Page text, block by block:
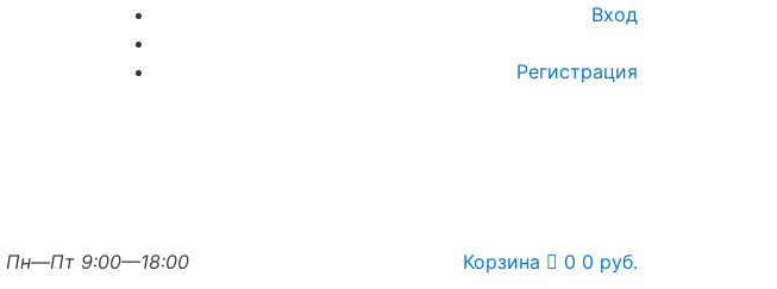
Вход
Регистрация
Пн—Пт 9:00—18:00
Корзина 0 0 руб.